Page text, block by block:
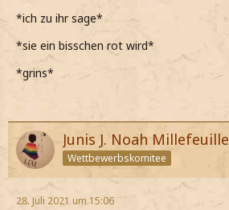
*ich zu ihr sage*
*sie ein bisschen rot wird*
*grins*
Junis J. Noah Millefeuille
Wettbewerbskomitee
28. Juli 2021 um 15:06